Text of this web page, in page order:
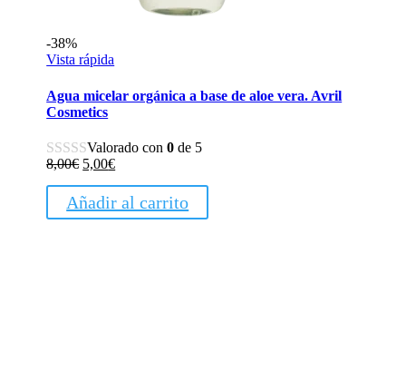
-38%
Vista rápida
Agua micelar orgánica a base de aloe vera. Avril
Cosmetics
Valorado con0 de 5
8,00€ El
original
era:
5,00€El
actual
es:
Añadir al carrito